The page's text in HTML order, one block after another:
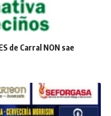
de Carral NON sae